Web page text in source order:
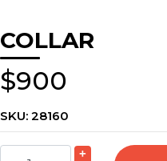
COLLAR
$900
SKU: 28160
+